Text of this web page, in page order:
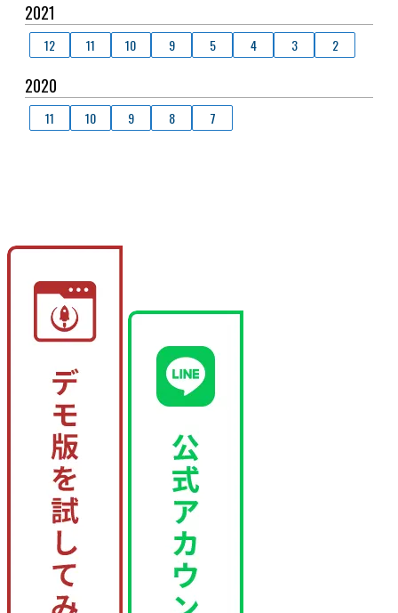
2021
12 11 10 9 5 4 3 2
2020
11 10 9 8 7